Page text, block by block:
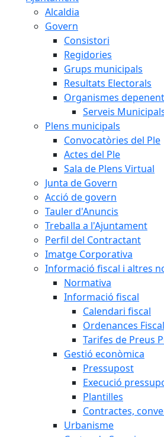
Alcaldia
Govern
Consistori
Regidories
Grups municipals
Resultats Electorals
Organismes
Serveis
Plens municipals
Convocatòries del Ple
Actes del Ple
Sala de Plens Virtual
Junta de Govern
Acció de govern
Tauler d'Anuncis
Treballa a l'Ajuntament
Perfil del Contractant
Imatge Corporativa
Informació fiscal i altres
Normativa
Informació fiscal
Calendari fiscal
Ordenances
Tarifes de Preus
Gestió econòmica
Pressupost
Execució
Plantilles
Contractes,
Urbanisme